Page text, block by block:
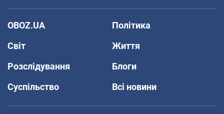
OBOZ.UA
Політика
Світ
Життя
Розслідування
Блоги
Суспільство
Всі новини